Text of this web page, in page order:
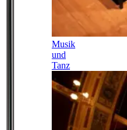
Musik
und
Tanz